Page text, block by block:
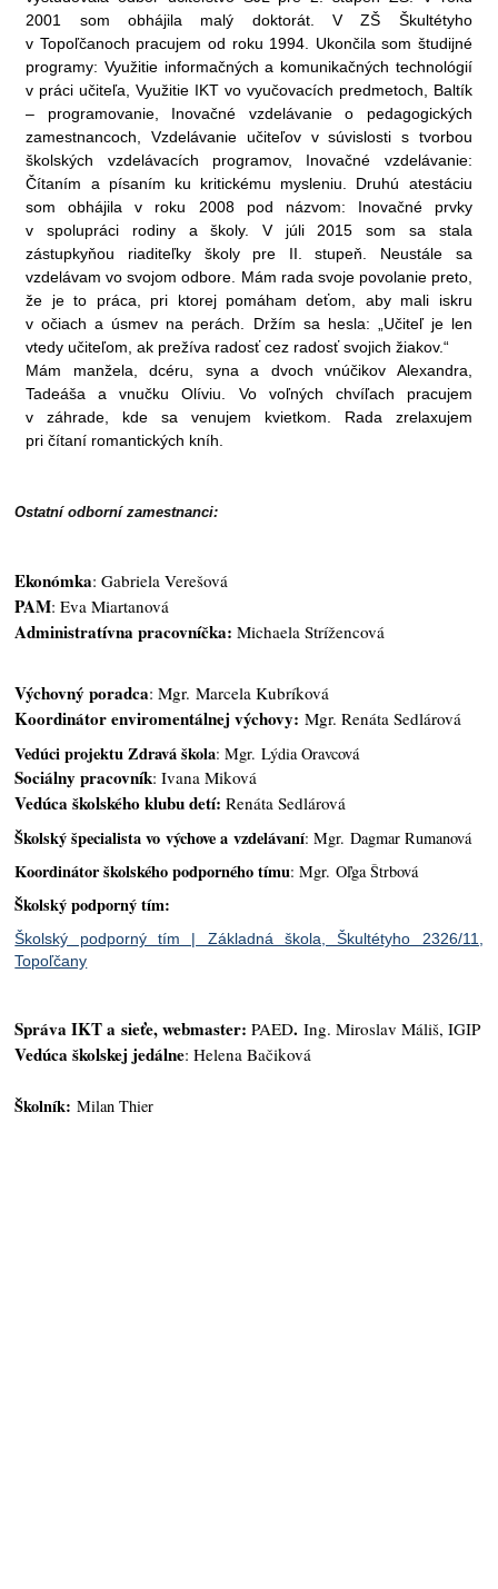
2001 som obhájila malý doktorát. V ZŠ Škultétyho
v Topoľčanoch pracujem od roku 1994. Ukončila som študijné
programy: Využitie informačných a komunikačných technológií
v práci učiteľa, Využitie IKT vo vyučovacích predmetoch, Baltík
– programovanie, Inovačné vzdelávanie o pedagogických
zamestnancoch, Vzdelávanie učiteľov v súvislosti s tvorbou
školských vzdelávacích programov, Inovačné vzdelávanie:
Čítaním a písaním ku kritickému mysleniu. Druhú atestáciu
som obhájila v roku 2008 pod názvom: Inovačné prvky
v spolupráci rodiny a školy. V júli 2015 som sa stala
zástupkyňou riaditeľky školy pre II. stupeň. Neustále sa
vzdelávam vo svojom odbore. Mám rada svoje povolanie preto,
že je to práca, pri ktorej pomáham deťom, aby mali iskru
v očiach a úsmev na perách. Držím sa hesla: „Učiteľ je len
vtedy učiteľom, ak prežíva radosť cez radosť svojich žiakov.“
Mám manžela, dcéru, syna a dvoch vnúčikov Alexandra,
Tadeáša a vnučku Olíviu. Vo voľných chvíľach pracujem
v záhrade, kde sa venujem kvietkom. Rada zrelaxujem
pri čítaní romantických kníh.
Ostatní odborní zamestnanci:
Ekonómka: Gabriela Verešová
PAM: Eva Miartanová
Administratívna pracovníčka: Michaela Strížencová
Výchovný poradca: Mgr. Marcela Kubríková
Koordinátor enviromentálnej výchovy: Mgr. Renáta Sedlárová
Vedúci projektu Zdravá škola: Mgr. Lýdia Oravcová
Sociálny pracovník: Ivana Miková
Vedúca školského klubu detí: Renáta Sedlárová
Školský špecialista vo výchove a vzdelávaní: Mgr. Dagmar Rumanová
Koordinátor školského podporného tímu: Mgr. Oľga Štrbová
Školský podporný tím:
Školský podporný tím | Základná škola, Škultétyho 2326/11,
Topoľčany
Správa IKT a sieťe, webmaster:PAED.Ing. Miroslav Máliš, IGIP
Vedúca školskej jedálne: Helena Bačiková
Školník:Milan Thier